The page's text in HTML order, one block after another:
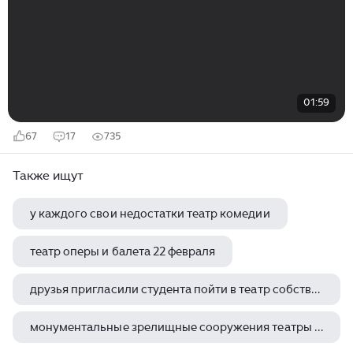
01:59
67 17 735
Также ищут
у каждого свои недостатки театр комедии
театр оперы и балета 22 февраля
друзья пригласили студента пойти в театр собственные предпочтения
монументальные зрелищные сооружения театры амфитеатры древнего рима